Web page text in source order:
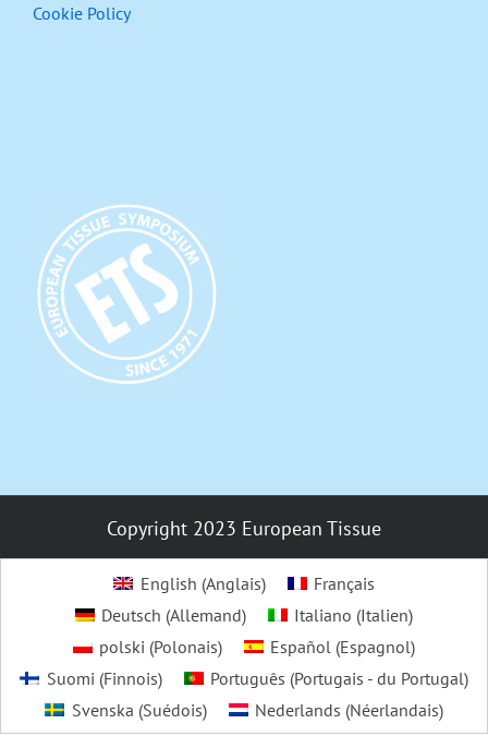
Cookie Policy
Copyright 2023 European Tissue
English (Anglais)
Français
Deutsch (Allemand) Italiano (Italien)
polski (Polonais) Español (Espagnol)
Suomi (Finnois) Português (Portugais - du Portugal)
Svenska (Suédois) Nederlands (Néerlandais)